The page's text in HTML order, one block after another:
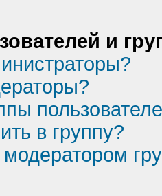
и
в группу?
модератором